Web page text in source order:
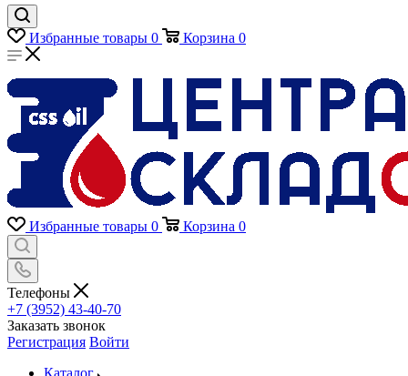
Избранные товары 0 Корзина 0
Избранные товары 0 Корзина 0
Телефоны
+7 (3952) 43-40-70
Заказать звонок
Регистрация Войти
Каталог